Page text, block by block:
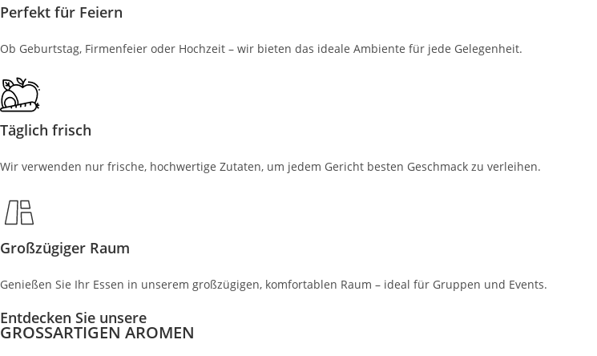
Perfekt für Feiern
Ob Geburtstag, Firmenfeier oder Hochzeit – wir bieten das ideale Ambiente für jede Gelegenheit.
Täglich frisch
Wir verwenden nur frische, hochwertige Zutaten, um jedem Gericht besten Geschmack zu verleihen.
Großzügiger Raum
Genießen Sie Ihr Essen in unserem großzügigen, komfortablen Raum – ideal für Gruppen und Events.
Entdecken Sie unsere
GROSSARTIGEN AROMEN